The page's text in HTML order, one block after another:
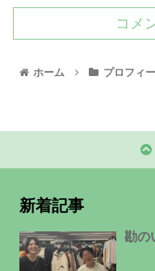
コメ
ホーム プロフィ
新着記事
勘の